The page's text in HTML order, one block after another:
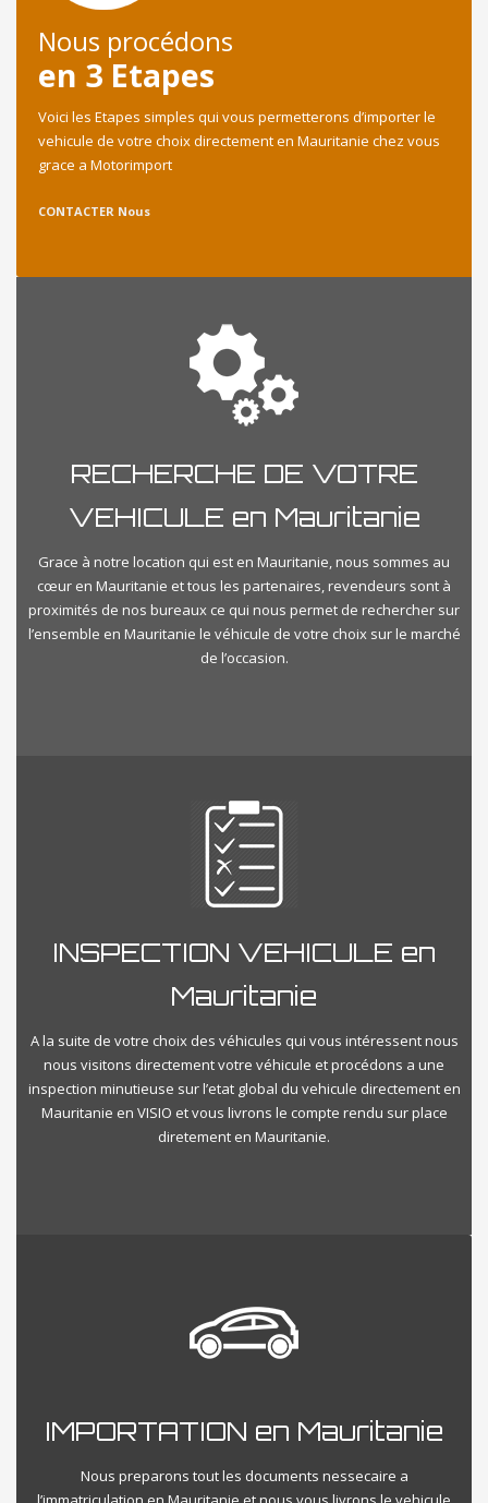
Nous procédons
en 3 Etapes
Voici les Etapes simples qui vous permetterons d’importer le
vehicule de votre choix directement en Mauritanie chez vous
grace a Motorimport
CONTACTER Nous
RECHERCHE DE VOTRE
VEHICULE en Mauritanie
Grace à notre location qui est en Mauritanie, nous sommes au
cœur en Mauritanie et tous les partenaires, revendeurs sont à
proximités de nos bureaux ce qui nous permet de rechercher sur
l’ensemble en Mauritanie le véhicule de votre choix sur le marché
de l’occasion.
INSPECTION VEHICULE en
Mauritanie
A la suite de votre choix des véhicules qui vous intéressent nous
nous visitons directement votre véhicule et procédons a une
inspection minutieuse sur l’etat global du vehicule directement en
Mauritanie en VISIO et vous livrons le compte rendu sur place
diretement en Mauritanie.
IMPORTATION en Mauritanie
Nous preparons tout les documents nessecaire a